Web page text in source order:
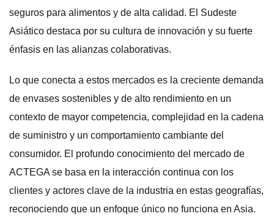
seguros para alimentos y de alta calidad. El Sudeste
Asiático destaca por su cultura de innovación y su fuerte
énfasis en las alianzas colaborativas.
Lo que conecta a estos mercados es la creciente demanda
de envases sostenibles y de alto rendimiento en un
contexto de mayor competencia, complejidad en la cadena
de suministro y un comportamiento cambiante del
consumidor. El profundo conocimiento del mercado de
ACTEGA se basa en la interacción continua con los
clientes y actores clave de la industria en estas geografías,
reconociendo que un enfoque único no funciona en Asia.